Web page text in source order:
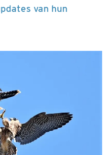
van hun